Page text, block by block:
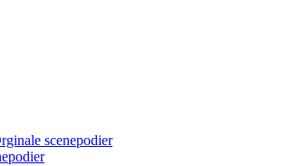
scenepodier